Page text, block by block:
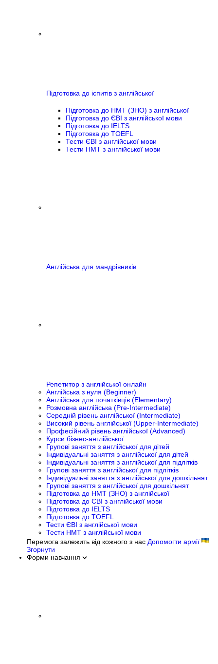
Підготовка до іспитів з англійської
Підготовка до НМТ (ЗНО) з англійської
Підготовка до ЄВІ з англійської мови
Підготовка до IELTS
Підготовка до TOEFL
Тести ЄВІ з англійської мови
Тести НМТ з англійської мови
Англійська для мандрівників
Репетитор з англійської онлайн
Англійська з нуля (Beginner)
Англійська для початківців (Elementary)
Розмовна англійська (Pre-Intermediate)
Середній рівень англійської (Intermediate)
Високий рівень англійської (Upper-Intermediate)
Професійний рівень англійської (Advanced)
Курси бізнес-англійської
Групові заняття з англійської для дітей
Індивідуальні заняття з англійської для дітей
Індивідуальні заняття з англійської для підлітків
Групові заняття з англійської для підлітків
Індивідуальні заняття з англійської для дошкільнят
Групові заняття з англійської для дошкільнят
Підготовка до НМТ (ЗНО) з англійської
Підготовка до ЄВІ з англійської мови
Підготовка до IELTS
Підготовка до TOEFL
Тести ЄВІ з англійської мови
Тести НМТ з англійської мови
Перемога залежить від кожного з нас Допомогти армії
Згорнути
Форми навчання